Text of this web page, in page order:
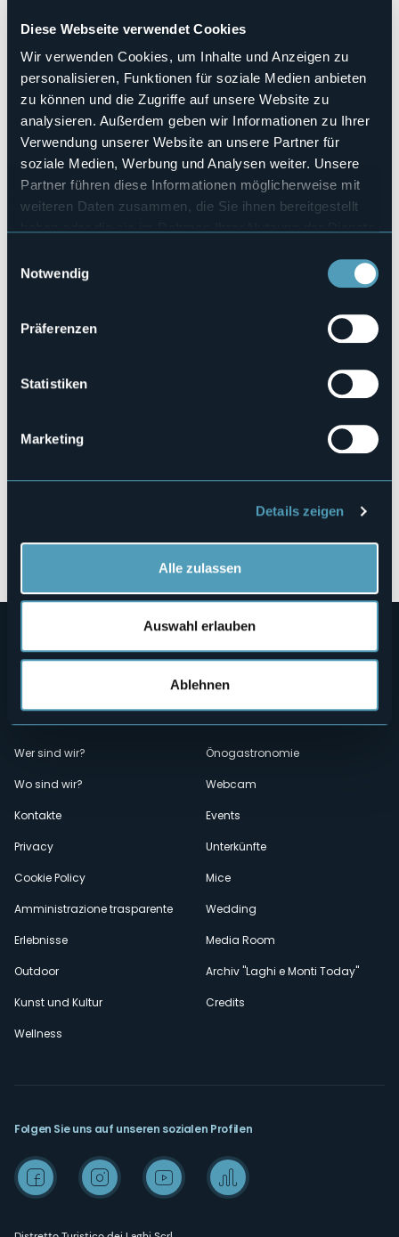
Diese Webseite verwendet Cookies
Wir verwenden Cookies, um Inhalte und Anzeigen zu
personalisieren, Funktionen für soziale Medien anbieten
zu können und die Zugriffe auf unsere Website zu
analysieren. Außerdem geben wir Informationen zu Ihrer
Verwendung unserer Website an unsere Partner für
soziale Medien, Werbung und Analysen weiter. Unsere
Partner führen diese Informationen möglicherweise mit
weiteren Daten zusammen, die Sie ihnen bereitgestellt
Notwendig
Präferenzen
Statistiken
Marketing
Details zeigen
Alle zulassen
Auswahl erlauben
Ablehnen
No
Sì
Stellplätze
14
Anzahl der Betten
71
E-mail
jennifercommisso25@gmail.com
Telefon
+39 348 9242965 / 353 4545096
103001-CAM-00001
Öffnen Sie die Karte
Menù
secondario
Wer sind wir?
Wo sind wir?
Kontakte
Privacy
Cookie Policy
Amministrazione trasparente
Erlebnisse
Outdoor
Kunst und Kultur
Wellness
Önogastronomie
Webcam
Events
Unterkünfte
Mice
Wedding
Media Room
Archiv "Laghi e Monti Today"
Credits
Folgen Sie uns auf unseren sozialen Profilen